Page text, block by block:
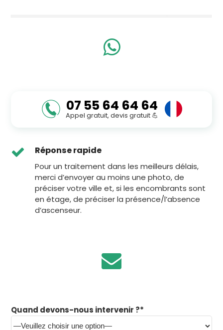
07 55 64 64 64
Appel gratuit, devis gratuit 💪
Réponse rapide
Pour un traitement dans les meilleurs délais,
merci d’envoyer au moins une photo, de
préciser votre ville et, si les encombrants sont
en étage, de préciser la présence/l’absence
d’ascenseur.
Quand devons-nous intervenir ?*